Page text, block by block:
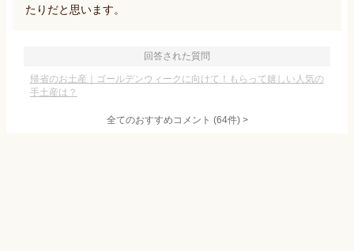
たりだと思います。
回答された質問
帰省のお土産｜ゴールデンウィークに向けて！もらって嬉しい人気の
手土産は？
全てのおすすめコメント (64件) >